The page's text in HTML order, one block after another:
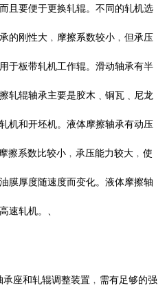
且要便于更换轧辊。不同的轧机选
的刚性大﹐摩擦系数较小﹐但承压
于板带轧机工作辊。滑动轴承有半
轧辊轴承主要是胶木﹑铜瓦﹑尼龙
机和开坯机。液体摩擦轴承有动压
擦系数比较小﹐承压能力较大﹐使
膜厚度随速度而变化。液体摩擦轴
速轧机。、
座和轧辊调整装置﹐需有足够的强